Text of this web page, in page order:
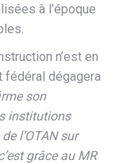
à l’époque
n’est en
fédéral dégagera
son
institutions
l’OTAN sur
grâce au MR